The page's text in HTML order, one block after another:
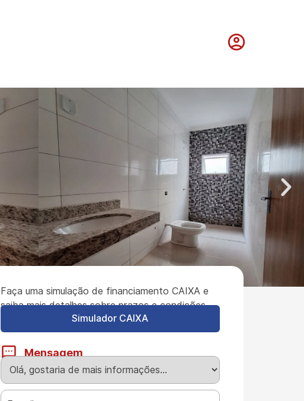
Faça uma simulação de financiamento CAIXA e
saiba mais detalhes sobre prazos e condições.
Simulador CAIXA
Mensagem